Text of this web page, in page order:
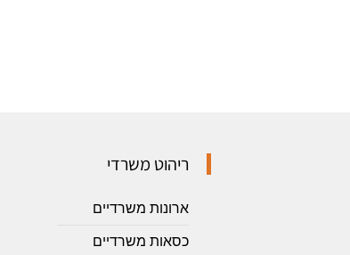
ריהוט משרדי
ארונות משרדיים
כסאות משרדיים